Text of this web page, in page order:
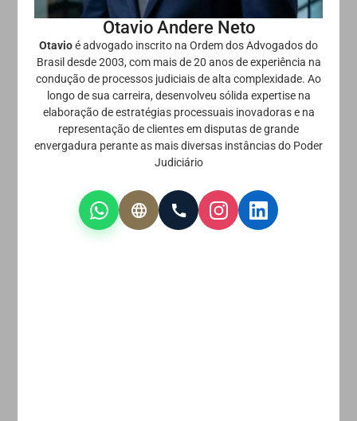
Otavio Andere Neto
Otavioé advogado inscrito na Ordem dos Advogados do
Brasil desde 2003, com mais de 20 anos de experiência na
condução de processos judiciais de alta complexidade. Ao
longo de sua carreira, desenvolveu sólida expertise na
elaboração de estratégias processuais inovadoras e na
representação de clientes em disputas de grande
envergadura perante as mais diversas instâncias do Poder
Judiciário